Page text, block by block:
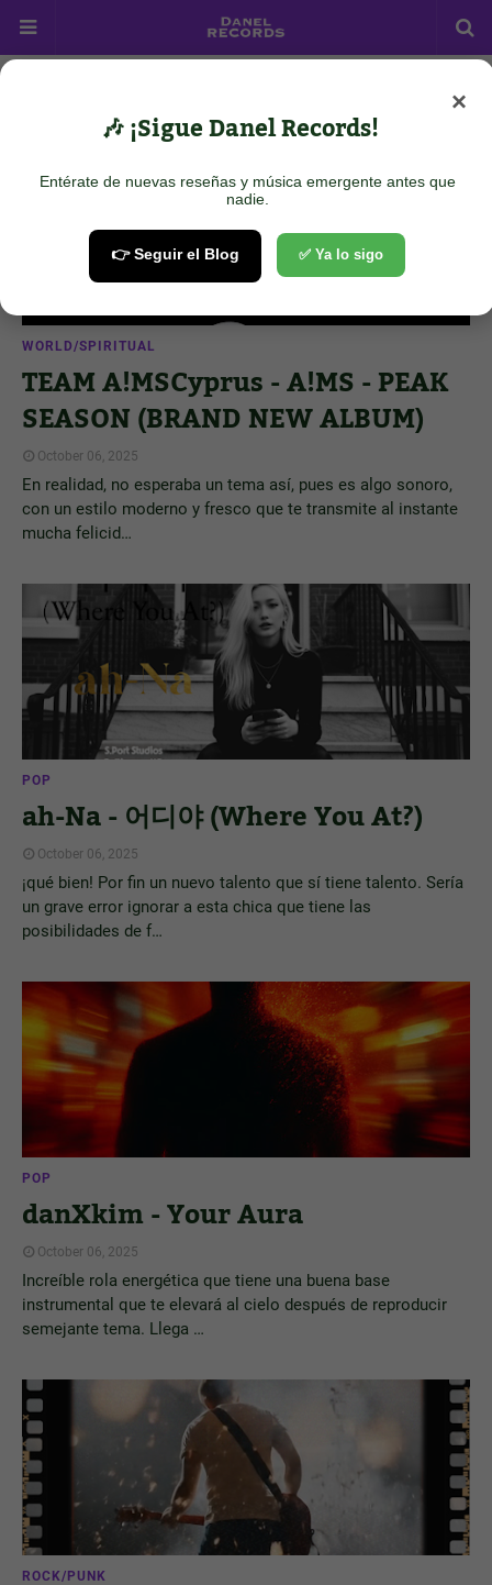
Show all
WORLD/SPIRITUAL
TEAM A!MSCyprus - A!MS - PEAK
SEASON (BRAND NEW ALBUM)
October 06, 2025
En realidad, no esperaba un tema así, pues es algo sonoro,
con un estilo moderno y fresco que te transmite al instante
mucha felicid…
POP
ah-Na - 어디야 (Where You At?)
October 06, 2025
¡qué bien! Por fin un nuevo talento que sí tiene talento. Sería
un grave error ignorar a esta chica que tiene las
posibilidades de f…
POP
danXkim - Your Aura
October 06, 2025
Increíble rola energética que tiene una buena base
instrumental que te elevará al cielo después de reproducir
semejante tema. Llega …
ROCK/PUNK
×
🎶 ¡Sigue Danel Records!
Entérate de nuevas reseñas y música emergente antes que
nadie.
👉 Seguir el Blog ✅ Ya lo sigo